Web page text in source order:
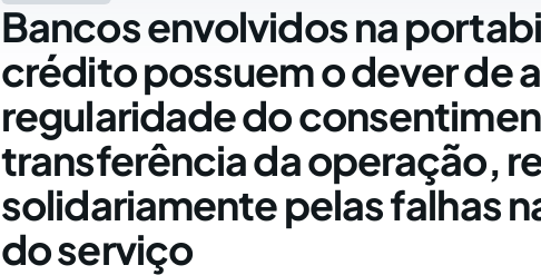
Bancos envolvidos na
crédito possuem o dever de
regularidade do
transferência da operação,
solidariamente pelas falhas
do serviço